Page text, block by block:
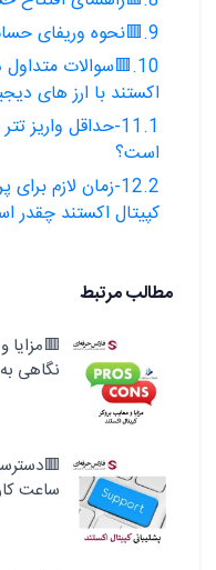
9.🟥نحوه وریفای حساب بروکر کپیتال اکستند
10.🟥سوالات
اکستند با ارز های
11.1-حداقل واریز
است؟
کپیتال اکستند چقدر
مطالب مرتبط
🟥مزایا
نگاهی
ساعت